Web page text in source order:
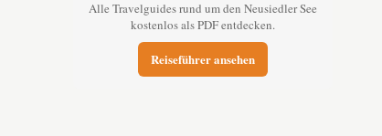
Alle Travelguides rund um den Neusiedler See
kostenlos als PDF entdecken.
Reiseführer ansehen